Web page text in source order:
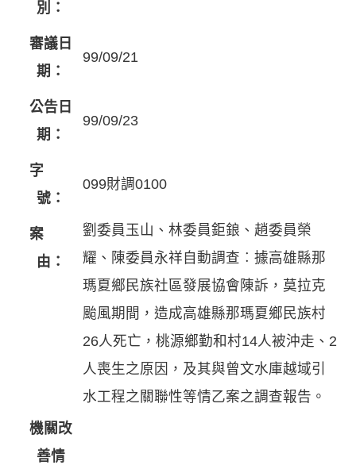
別：
審議日
期：
99/09/21
公告日
期：
99/09/23
字
號：
099財調0100
案
由：
劉委員玉山、林委員鉅鋃、趙委員榮
耀、陳委員永祥自動調查︰據高雄縣那
瑪夏鄉民族社區發展協會陳訴，莫拉克
颱風期間，造成高雄縣那瑪夏鄉民族村
26人死亡，桃源鄉勤和村14人被沖走、2
人喪生之原因，及其與曾文水庫越域引
水工程之關聯性等情乙案之調查報告。
機關改
善情